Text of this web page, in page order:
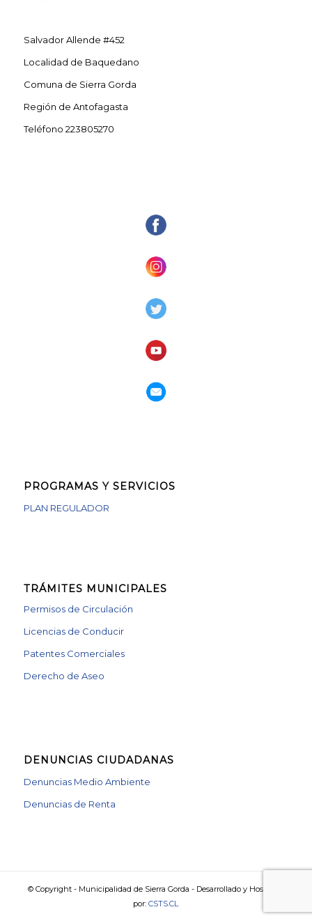
Salvador Allende #452
Localidad de Baquedano
Comuna de Sierra Gorda
Región de Antofagasta
Teléfono 223805270
PROGRAMAS Y SERVICIOS
PLAN REGULADOR
TRÁMITES MUNICIPALES
Permisos de Circulación
Licencias de Conducir
Patentes Comerciales
Derecho de Aseo
DENUNCIAS CIUDADANAS
Denuncias Medio Ambiente
Denuncias de Renta
© Copyright - Municipalidad de Sierra Gorda - Desarrollado y Hosteado
por:CSTS.CL